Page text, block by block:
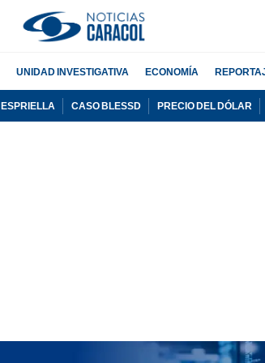
UNIDAD INVESTIGATIVA ECONOMÍA
CASO BLESSD PRECIO DEL DÓLAR